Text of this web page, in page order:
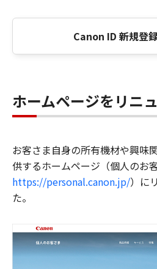
Canon ID 新規登
ホームページをリニ
お客さま自身の所有機材や興味
供するホームページ（個人のお
https://personal.canon.jp/）に
た。